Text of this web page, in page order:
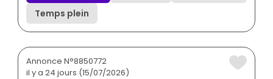
Temps plein
Annonce N°8850772
il y a 24 jours (15/07/2026)